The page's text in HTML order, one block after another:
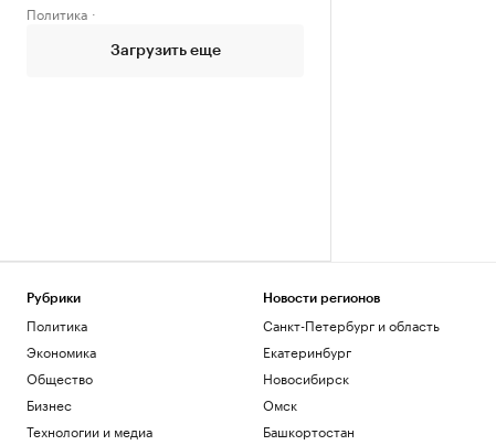
Политика
Загрузить еще
Рубрики
Политика
Экономика
Общество
Бизнес
Технологии и медиа
Новости регионов
Санкт-Петербург и область
Екатеринбург
Новосибирск
Омск
Башкортостан